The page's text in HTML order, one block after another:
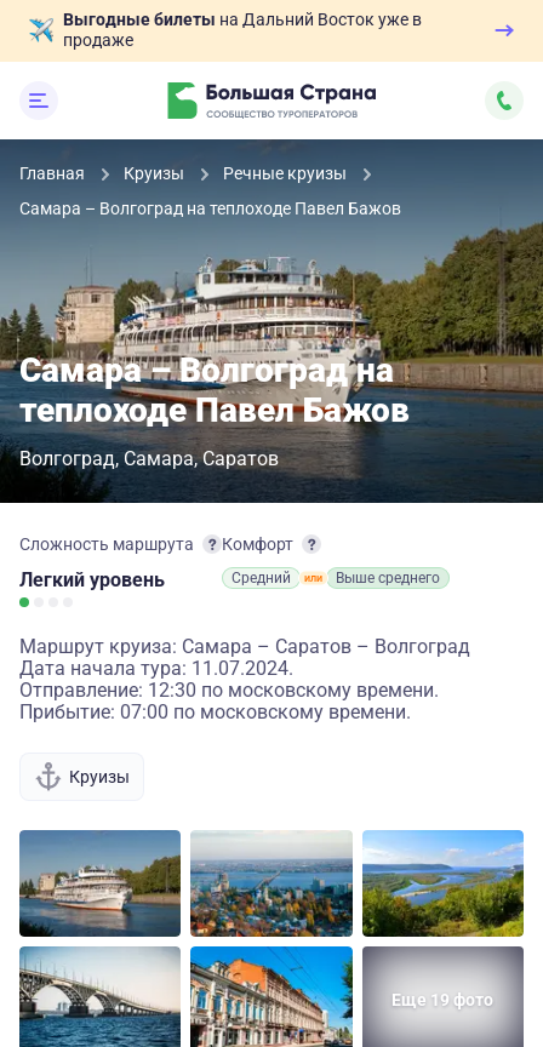
Выгодные билеты на Дальний Восток уже в
продаже
Главная Круизы
Речные круизы
Самара – Волгоград на теплоходе Павел Бажов
Самара – Волгоград на
теплоходе Павел Бажов
Волгоград Самара Саратов
Сложность маршрута
Легкий уровень
Комфорт
Средний Выше среднего
Маршрут круиза: Самара – Саратов – Волгоград
Дата начала тура: 11.07.2024.
Отправление: 12:30 по московскому времени.
Прибытие: 07:00 по московскому времени.
Круизы
Еще 19 фото